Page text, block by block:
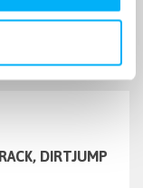
DIRTJUMP